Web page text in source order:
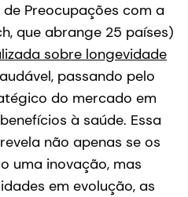
Preocupações com a
que abrange 25 países)
sobre longevidade
passando pelo
do mercado em
à saúde. Essa
não apenas se os
uma inovação, mas
em evolução, as